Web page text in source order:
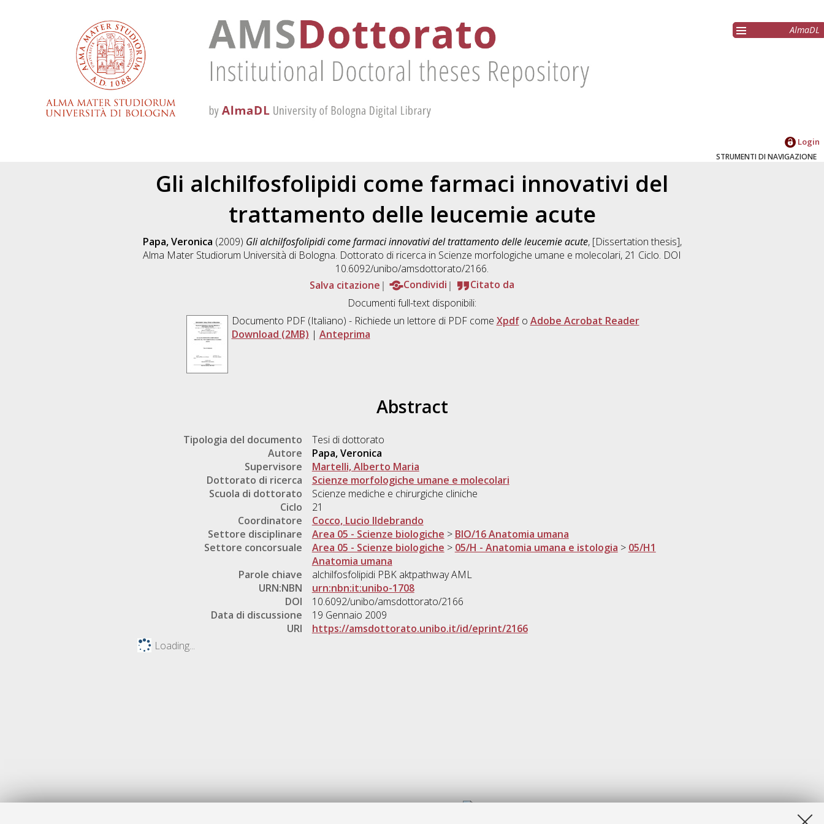
AlmaDL
Login
STRUMENTI DI NAVIGAZIONE
Gli alchilfosfolipidi come farmaci innovativi del
trattamento delle leucemie acute
Papa, Veronica (2009) Gli alchilfosfolipidi come farmaci innovativi del trattamento delle leucemie acute, [Dissertation thesis],
Alma Mater Studiorum Università di Bologna. Dottorato di ricerca in Scienze morfologiche umane e molecolari, 21 Ciclo. DOI
10.6092/unibo/amsdottorato/2166.
Salva citazione
Condividi
Citato da
Documenti full-text disponibili:
Documento PDF(Italiano) - Richiede un lettore di PDF come Xpdfo Adobe Acrobat Reader
Download (2MB) | Anteprima
Abstract
Tipologia del documento
Tesi di dottorato
Autore
Papa, Veronica
Supervisore
Martelli, Alberto Maria
Dottorato di ricerca
Scienze morfologiche umane e molecolari
Scuola di dottorato
Scienze mediche e chirurgiche cliniche
Ciclo
21
Coordinatore
Cocco, Lucio Ildebrando
Settore disciplinare
Area 05 - Scienze biologiche > BIO/16 Anatomia umana
Settore concorsuale
Area 05 - Scienze biologiche > 05/H - Anatomia umana e istologia > 05/H1
Anatomia umana
Parole chiave
alchilfosfolipidi PBK aktpathway AML
URN:NBN
urn:nbn:it:unibo-1708
DOI
10.6092/unibo/amsdottorato/2166
Data di discussione
19 Gennaio 2009
URI
https://amsdottorato.unibo.it/id/eprint/2166
Loading...